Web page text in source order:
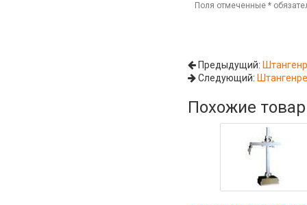
Поля отмеченные*
Предыдущий:
Следующий:
Похожие